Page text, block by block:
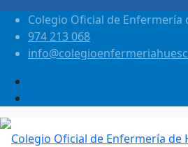
Colegio Oficial de Enfermería
974 213 068